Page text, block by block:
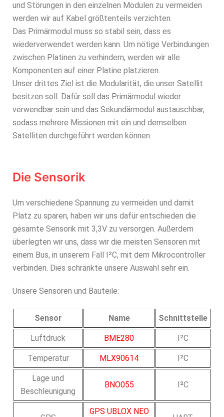
und Störungen in den einzelnen Modulen zu vermeiden
werden wir auf Kabel größtenteils verzichten.
Das Primärmodul muss so stabil sein, dass es
wiederverwendet werden kann. Um nötige Verbindungen
zwischen Platinen zu verhindern, werden wir alle
Komponenten auf einer Platine platzieren.
Unser drittes Ziel ist die Modularität, die unser Satellit
besitzen soll. Dafür soll das Primärmodul wieder
verwendbar sein und das Sekundärmodul austauschbar,
sodass mehrere Missionen mit ein und demselben
Satelliten durchgeführt werden können.
Die Sensorik
Um verschiedene Spannung zu vermeiden und damit
Platz zu sparen, haben wir uns dafür entschieden die
gesamte Sensorik mit 3,3V zu versorgen. Außerdem
überlegten wir uns, dass wir die meisten Sensoren mit
einem Bus, in unserem Fall I²C, mit dem Mikrocontroller
verbinden. Dies schränkte unsere Auswahl sehr ein.
Unsere Sensoren und Bauteile:
Sensor Name Schnittstelle
Luftdruck BME280 I²C
Temperatur MLX90614 I²C
Lage und
Beschleunigung
BNO055 I²C
GPS UBLOX NEO